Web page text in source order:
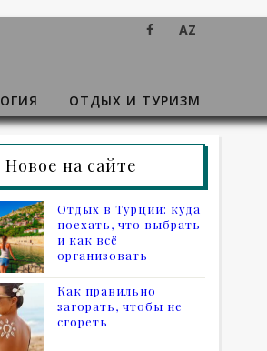
AZ
ОТДЫХ И ТУРИЗМ
Новое на сайте
Отдых в Турции: куда
поехать, что выбрать
и как всё
организовать
Как правильно
загорать, чтобы не
сгореть